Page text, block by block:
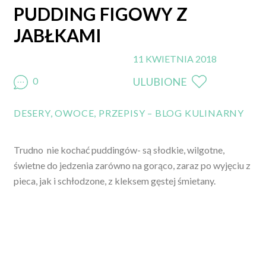
PUDDING FIGOWY Z
JABŁKAMI
11 KWIETNIA 2018
0
ULUBIONE
DESERY,OWOCE, PRZEPISY – BLOG KULINARNY
Trudno nie kochać puddingów- są słodkie, wilgotne,
świetne do jedzenia zarówno na gorąco, zaraz po wyjęciu z
pieca, jak i schłodzone, z kleksem gęstej śmietany.